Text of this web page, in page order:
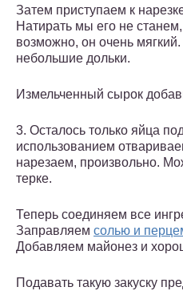
Затем приступаем к
Натирать мы его не станем,
возможно, он очень
небольшие дольки.
Измельченный сырок
3. Осталось только яйца
использованием
нарезаем, произвольно.
терке.
Теперь соединяем все
Заправляем солью и
Добавляем майонез и
Подавать такую закуску